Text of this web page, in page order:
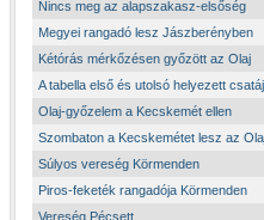
Nincs meg az alapszakasz-elsőség
Megyei rangadó lesz Jászberényben
Kétórás mérkőzésen győzött az Olaj
A tabella első és utolsó helyezett
Olaj-győzelem a Kecskemét ellen
Szombaton a Kecskemétet lesz az
Súlyos vereség Körmenden
Piros-feketék rangadója Körmenden
Vereség Pécsett